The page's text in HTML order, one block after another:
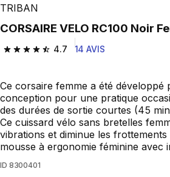
TRIBAN
CORSAIRE VELO RC100 Noir
4.7
4.7 out of 5 stars from 14 reviews
14 AVIS
Ce corsaire femme a été développé
conception pour une pratique
des durées de sortie courtes (45
Ce cuissard vélo sans bretelles
vibrations et diminue les
mousse à ergonomie féminine avec
ID 8300401